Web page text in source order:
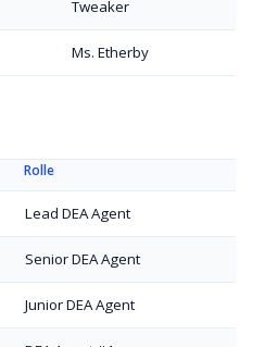
Tweaker
Ms. Etherby
Rolle
Lead DEA Agent
Senior DEA Agent
Junior DEA Agent